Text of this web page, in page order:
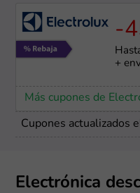
-
+
Más cupones de
Cupones actualizados
Electrónica